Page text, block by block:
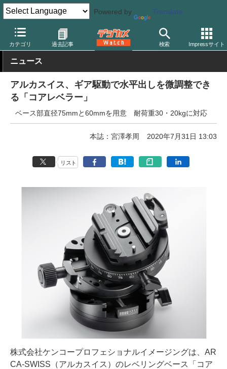
Powered by Translate
カテゴリ 過去記事 検索 Impressサイト
デジカメ Watch 撮影用品 三脚/一脚/雲台
ニュース
アルカスイス、ギア駆動で水平出しを微調整でき
る「コアレベラー」
ベース部直径75mmと60mmを用意 耐荷重30・20kgに対応
本誌：宮澤孝周 2020年7月31日 13:03
リスト
株式会社ケンコープロフェショナルイメージングは、AR
CA-SWISS（アルカスイス）のレベリングベース「コア